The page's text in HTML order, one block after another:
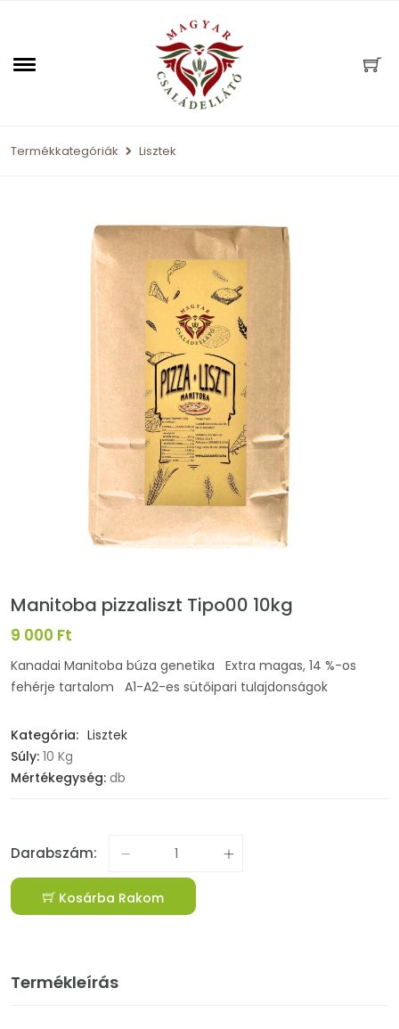
Termékkategóriák Lisztek
Manitoba pizzaliszt Tipo00 10kg
9 000 Ft
Kanadai Manitoba búza genetika Extra magas, 14 %-os
fehérje tartalom A1-A2-es sütőipari tulajdonságok
Kategória: Lisztek
Súly: 10 Kg
Mértékegység: db
Darabszám:
Kosárba Rakom
Termékleírás